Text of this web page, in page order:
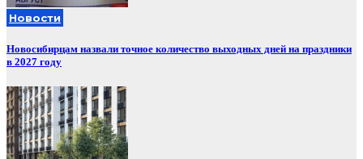
Новости
Новосибирцам назвали точное количество выходных дней на праздники
в 2027 году